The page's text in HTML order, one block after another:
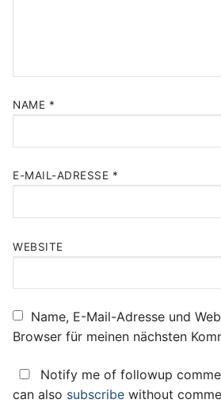
NAME *
E-MAIL-ADRESSE *
WEBSITE
Name, E-Mail-Adresse und
Browser für meinen nächsten
Notify me of followup
can also subscribe without